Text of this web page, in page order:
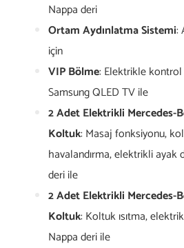
Nappa deri
Ortam Aydınlatma Sistemi:
için
VIP Bölme: Elektrikle
Samsung QLED TV ile
2 Adet Elektrikli Mercedes-
Koltuk: Masaj fonksiyonu,
havalandırma, elektrikli ayak
deri ile
2 Adet Elektrikli Mercedes-
Koltuk: Koltuk ısıtma,
Nappa deri ile